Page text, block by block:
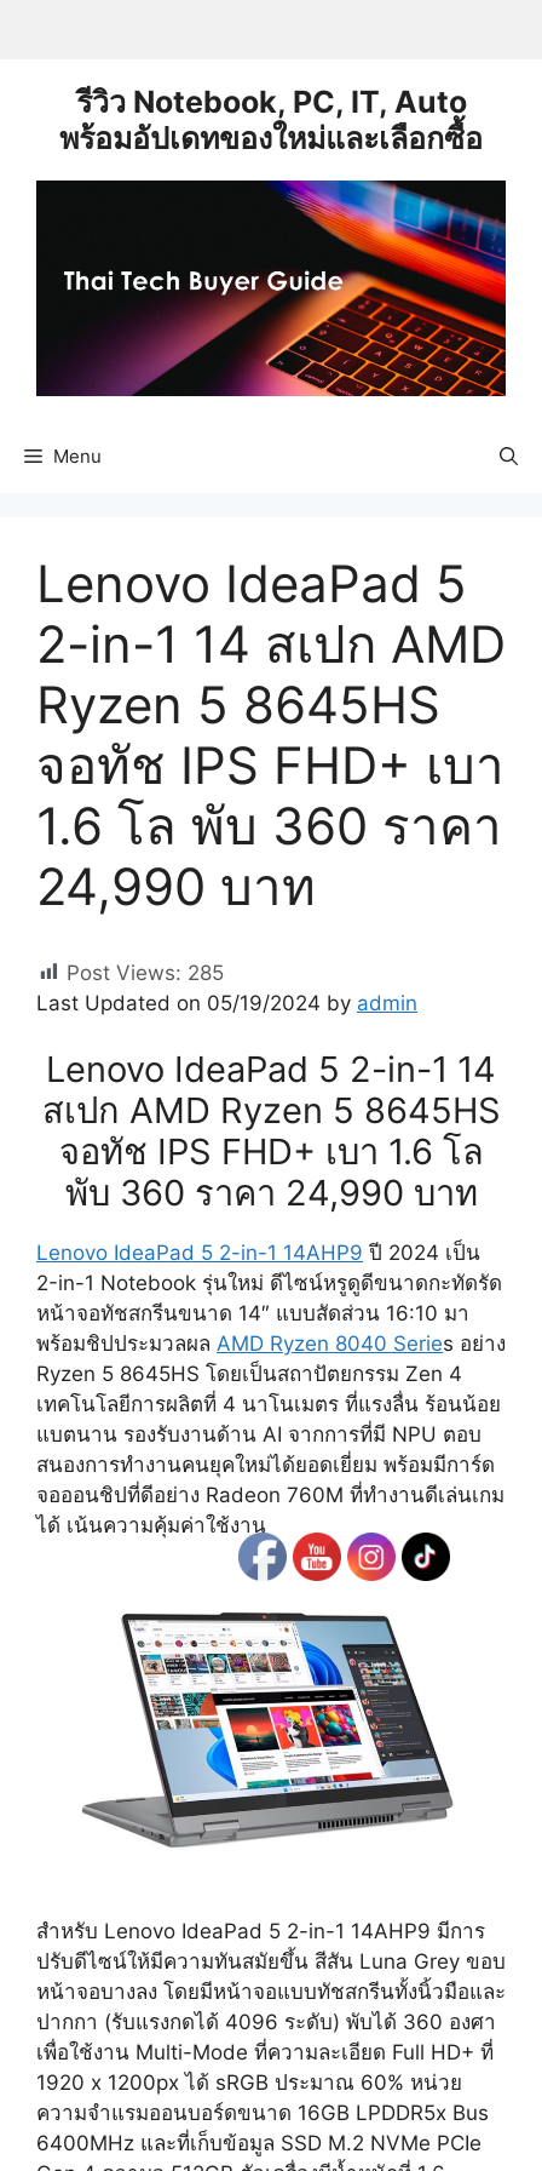
รีวิว Notebook, PC, IT, Auto
พร้อมอัปเดทของใหม่และเลือกซื้อ
Menu
Lenovo IdeaPad 5
2-in-1 14 สเปก AMD
Ryzen 5 8645HS
จอทัช IPS FHD+ เบา
1.6 โล พับ 360 ราคา
24,990 บาท
Post Views: 285
Last Updated on 05/19/2024 by admin
Lenovo IdeaPad 5 2-in-1 14
สเปก AMD Ryzen 5 8645HS
จอทัช IPS FHD+ เบา 1.6 โล
พับ 360 ราคา 24,990 บาท
Lenovo IdeaPad 5 2-in-1 14AHP9 ปี 2024 เป็น
2-in-1 Notebook รุ่นใหม่ ดีไซน์หรูดูดีขนาดกะทัดรัด
หน้าจอทัชสกรีนขนาด 14″ แบบสัดส่วน 16:10 มา
พร้อมชิปประมวลผล AMD Ryzen 8040 Series อย่าง
Ryzen 5 8645HS โดยเป็นสถาปัตยกรรม Zen 4
เทคโนโลยีการผลิตที่ 4 นาโนเมตร ที่แรงลื่น ร้อนน้อย
แบตนาน รองรับงานด้าน AI จากการที่มี NPU ตอบ
สนองการทำงานคนยุคใหม่ได้ยอดเยี่ยม พร้อมมีการ์ด
จอออนชิปที่ดีอย่าง Radeon 760M ที่ทำงานดีเล่นเกม
ได้ เน้นความคุ้มค่าใช้งาน
สำหรับ Lenovo IdeaPad 5 2-in-1 14AHP9 มีการ
ปรับดีไซน์ให้มีความทันสมัยขึ้น สีสัน Luna Grey ขอบ
หน้าจอบางลง โดยมีหน้าจอแบบทัชสกรีนทั้งนิ้วมือและ
ปากกา (รับแรงกดได้ 4096 ระดับ) พับได้ 360 องศา
เพื่อใช้งาน Multi-Mode ที่ความละเอียด Full HD+ ที่
1920 x 1200px ได้ sRGB ประมาณ 60% หน่วย
ความจำแรมออนบอร์ดขนาด 16GB LPDDR5x Bus
6400MHz และที่เก็บข้อมูล SSD M.2 NVMe PCIe